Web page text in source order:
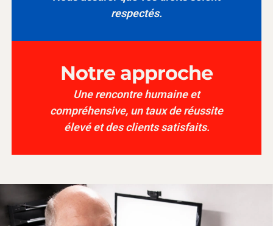
respectés.
Notre approche
Une rencontre humaine et
compréhensive, un taux de réussite
élevé et des clients satisfaits.